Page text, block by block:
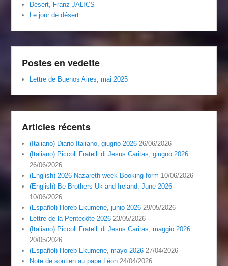
Désert, Franz JALICS
Le jour de désert
Postes en vedette
Lettre de Buenos Aires, mai 2025
Articles récents
(Italiano) Diario Italiano, giugno 2026 26/06/2026
(Italiano) Piccoli Fratelli di Jesus Caritas, giugno 2026
26/06/2026
(English) 2026 Nazareth week Booking form 10/06/2026
(English) Be Brothers Uk and Ireland, June 2026
10/06/2026
(Español) Horeb Ekumene, junio 2026 29/05/2026
Lettre de la Pentecôte 2026 23/05/2026
(Italiano) Piccoli Fratelli di Jesus Caritas, maggio 2026
20/05/2026
(Español) Horeb Ekumene, mayo 2026 27/04/2026
Note de soutien au pape Léon 24/04/2026